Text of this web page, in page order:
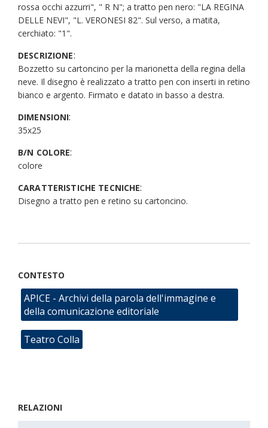
rossa occhi azzurri", " R N"; a tratto pen nero: "LA REGINA
DELLE NEVI", "L. VERONESI 82". Sul verso, a matita,
cerchiato: "1".
DESCRIZIONE:
Bozzetto su cartoncino per la marionetta della regina della
neve. Il disegno è realizzato a tratto pen con inserti in retino
bianco e argento. Firmato e datato in basso a destra.
DIMENSIONI:
35x25
B/N COLORE:
colore
CARATTERISTICHE TECNICHE:
Disegno a tratto pen e retino su cartoncino.
CONTESTO
APICE - Archivi della parola dell'immagine e
della comunicazione editoriale
Teatro Colla
RELAZIONI